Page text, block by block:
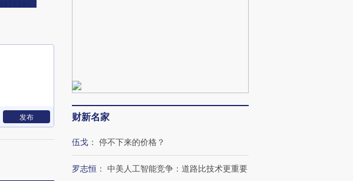
发布 财新名家
伍戈 ： 停不下来的价格？
罗志恒 ： 中美人工智能竞争：道路比技术更重要